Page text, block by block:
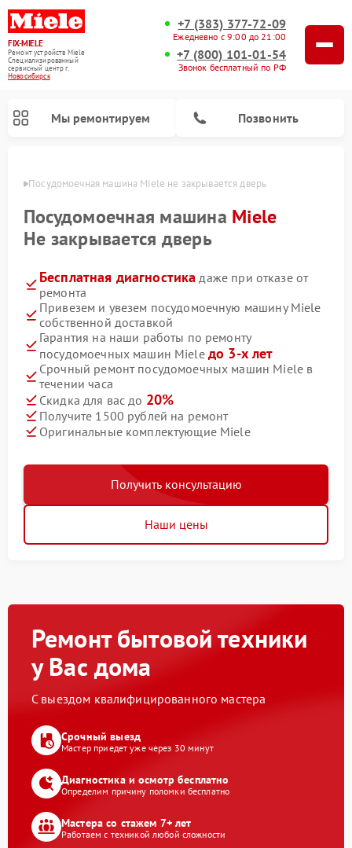
FIX-MIELE
Ремонт устройств Miele
Специализированный
cервисный центр г.
Новосибирск
+7 (383) 377-72-09
Ежедневно с 9:00 до 21:00
+7 (800) 101-01-54
Звонок бесплатный по РФ
Мы ремонтируем Позвонить
Посудомоечная машина Miele не закрывается дверь
Посудомоечная машина Miele
Не закрывается дверь
Бесплатная диагностика даже при отказе от
ремонта
Привезем и увезем посудомоечную машину Miele
собственной доставкой
Гарантия на наши работы по ремонту
посудомоечных машин Miele до 3-х лет
Срочный ремонт посудомоечных машин Miele в
течении часа
Скидка для вас до 20%
Получите 1500 рублей на ремонт
Оригинальные комплектующие Miele
Получить консультацию
Наши цены
Ремонт бытовой техники
у Вас дома
С выездом квалифицированного мастера
Срочный выезд
Мастер приедет уже через 30 минут
Диагностика и осмотр бесплатно
Определим причину поломки бесплатно
Мастера со стажем 7+ лет
Работаем с техникой любой сложности